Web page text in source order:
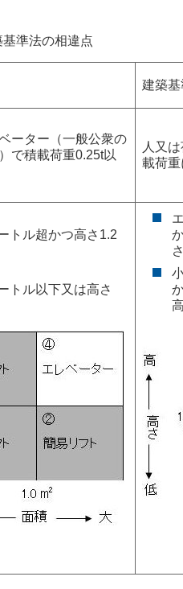
基準法の相違点
建築
ーター（一般公衆の
で積載荷重0.25t以
人又
載荷
トル超かつ高さ1.2
トル以下又は高さ